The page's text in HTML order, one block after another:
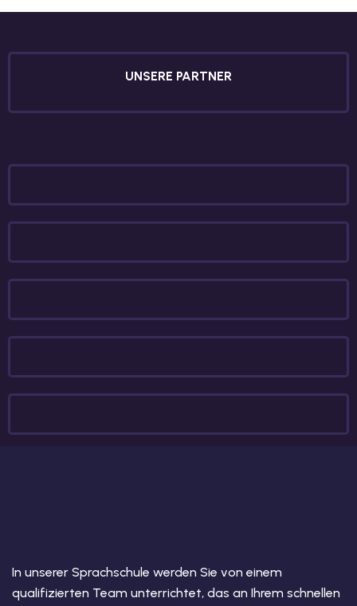
UNSERE PARTNER
In unserer Sprachschule werden Sie von einem
qualifizierten Team unterrichtet, das an Ihrem schnellen